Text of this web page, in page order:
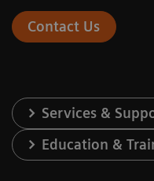
Contact Us
Services &
Education &